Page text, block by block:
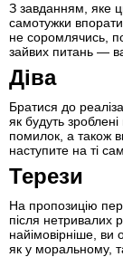
З завданням, яке
самотужки
не соромлячись,
зайвих питань —
Діва
Братися до
як будуть
помилок, а також
наступите на ті
Терези
На пропозицію
після нетривалих
найімовірніше,
як у моральному,